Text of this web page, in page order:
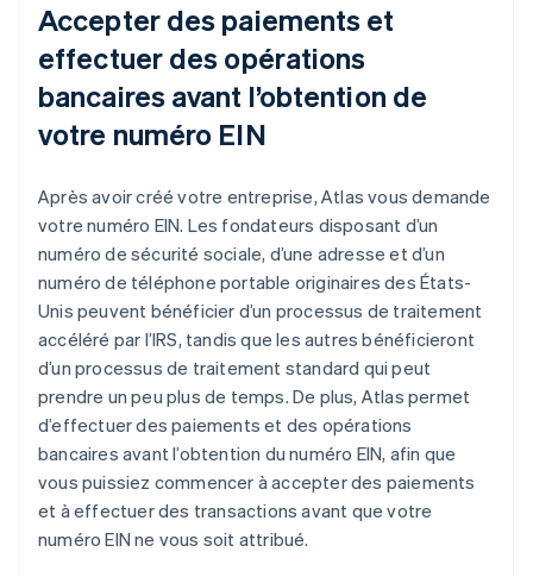
Accepter des paiements et
effectuer des opérations
bancaires avant l’obtention de
votre numéro EIN
Après avoir créé votre entreprise, Atlas vous demande
votre numéro EIN. Les fondateurs disposant d’un
numéro de sécurité sociale, d’une adresse et d’un
numéro de téléphone portable originaires des États-
Unis peuvent bénéficier d’un processus de traitement
accéléré par l’IRS, tandis que les autres bénéficieront
d’un processus de traitement standard qui peut
prendre un peu plus de temps. De plus, Atlas permet
d’effectuer des paiements et des opérations
bancaires avant l’obtention du numéro EIN, afin que
vous puissiez commencer à accepter des paiements
et à effectuer des transactions avant que votre
numéro EIN ne vous soit attribué.